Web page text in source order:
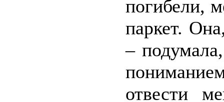
погибели,
паркет.
–
отвести